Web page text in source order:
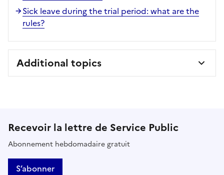
Sick leave during the trial period: what are the
rules?
Additional topics
Recevoir la lettre de Service Public
Abonnement hebdomadaire gratuit
S’abonner